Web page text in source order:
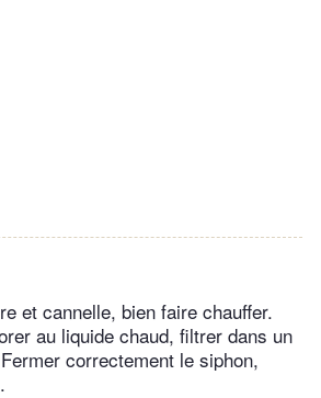
et cannelle, bien faire chauffer.
au liquide chaud, filtrer dans un
correctement le siphon,